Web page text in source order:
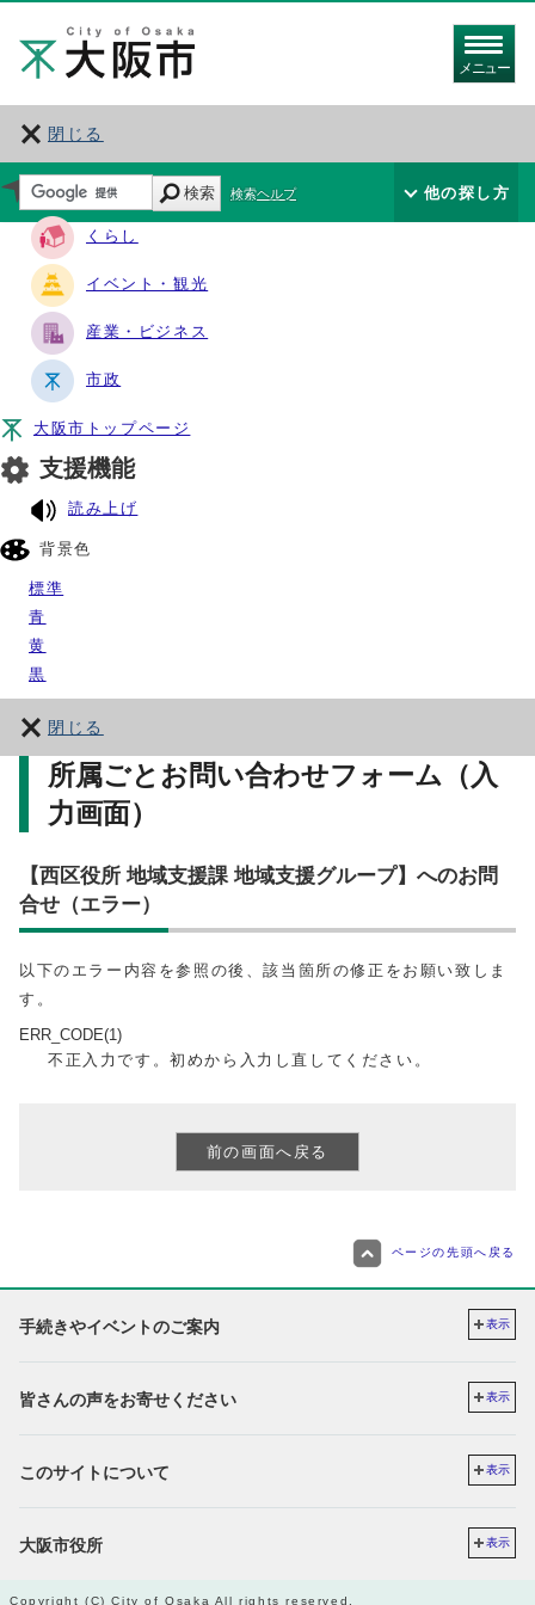
メニュー
閉じる
サイト・ナビ
くらし
イベント・観光
産業・ビジネス
市政
大阪市トップページ
支援機能
読み上げ
背景色
標準
青
黄
黒
閉じる
検索 検索ヘルプ 他の探し方
所属ごとお問い合わせフォーム（入
力画面）
【西区役所 地域支援課 地域支援グループ】へのお問
合せ（エラー）
以下のエラー内容を参照の後、該当箇所の修正をお願い致しま
す。
ERR_CODE(1)
不正入力です。初めから入力し直してください。
ページの先頭へ戻る
手続きやイベントのご案内 表示
皆さんの声をお寄せください 表示
このサイトについて 表示
大阪市役所 表示
Copyright (C) City of Osaka All rights reserved.